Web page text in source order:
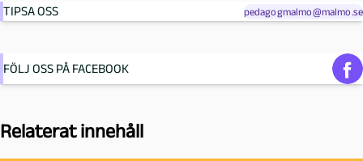
TIPSA OSS
pedagogmalmo@malmo.se
FÖLJ OSS PÅ FACEBOOK
Relaterat innehåll